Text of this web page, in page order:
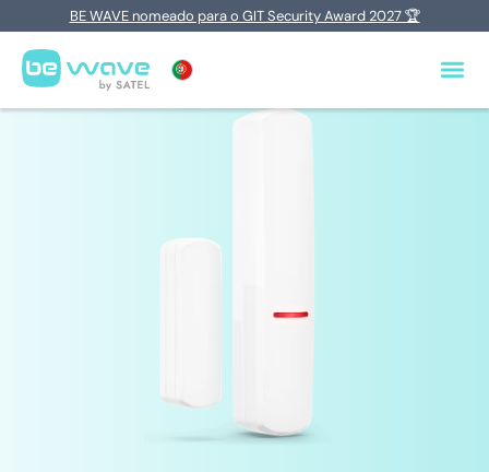
BE WAVE nomeado para o GIT Security Award 2027 🏆